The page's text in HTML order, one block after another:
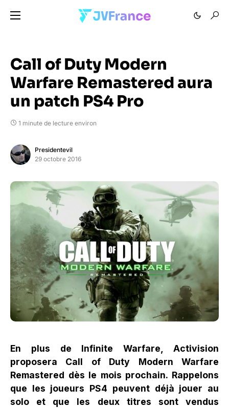
Call of Duty Modern
Warfare Remastered aura
un patch PS4 Pro
1 minute de lecture environ
Presidentevil
29 octobre 2016
En plus de Infinite Warfare, Activision
proposera Call of Duty Modern Warfare
Remastered dès le mois prochain. Rappelons
que les joueurs PS4 peuvent déjà jouer au
solo et que les deux titres sont vendus